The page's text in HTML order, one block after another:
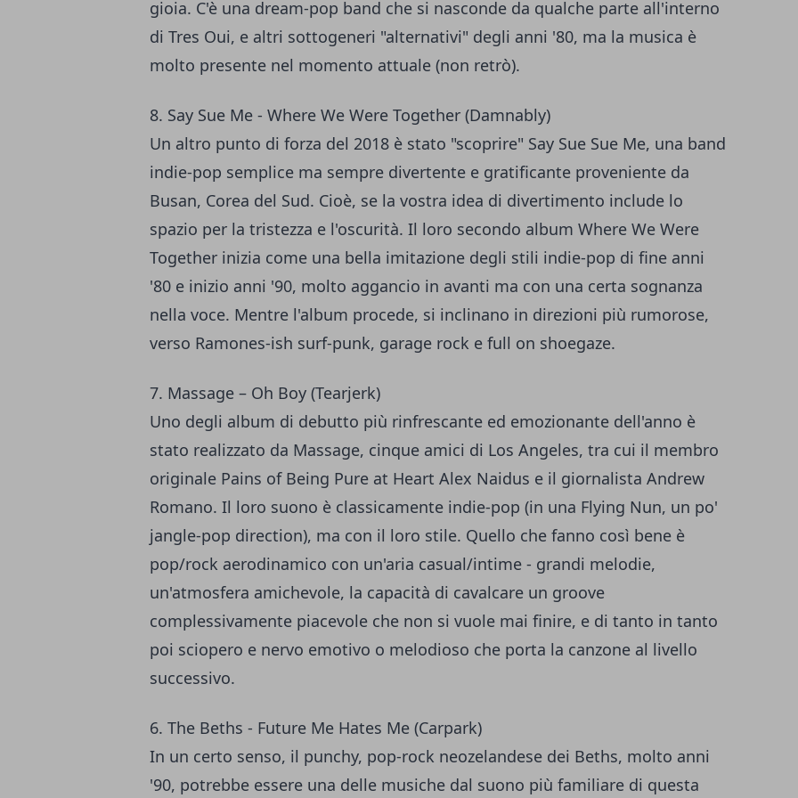
gioia. C'è una dream-pop band che si nasconde da qualche parte all'interno
di Tres Oui, e altri sottogeneri "alternativi" degli anni '80, ma la musica è
molto presente nel momento attuale (non retrò).
8. Say Sue Me - Where We Were Together (Damnably)
Un altro punto di forza del 2018 è stato "scoprire" Say Sue Sue Me, una band
indie-pop semplice ma sempre divertente e gratificante proveniente da
Busan, Corea del Sud. Cioè, se la vostra idea di divertimento include lo
spazio per la tristezza e l'oscurità. Il loro secondo album Where We Were
Together inizia come una bella imitazione degli stili indie-pop di fine anni
'80 e inizio anni '90, molto aggancio in avanti ma con una certa sognanza
nella voce. Mentre l'album procede, si inclinano in direzioni più rumorose,
verso Ramones-ish surf-punk, garage rock e full on shoegaze.
7. Massage – Oh Boy (Tearjerk)
Uno degli album di debutto più rinfrescante ed emozionante dell'anno è
stato realizzato da Massage, cinque amici di Los Angeles, tra cui il membro
originale Pains of Being Pure at Heart Alex Naidus e il giornalista Andrew
Romano. Il loro suono è classicamente indie-pop (in una Flying Nun, un po'
jangle-pop direction), ma con il loro stile. Quello che fanno così bene è
pop/rock aerodinamico con un'aria casual/intime - grandi melodie,
un'atmosfera amichevole, la capacità di cavalcare un groove
complessivamente piacevole che non si vuole mai finire, e di tanto in tanto
poi sciopero e nervo emotivo o melodioso che porta la canzone al livello
successivo.
6. The Beths - Future Me Hates Me (Carpark)
In un certo senso, il punchy, pop-rock neozelandese dei Beths, molto anni
'90, potrebbe essere una delle musiche dal suono più familiare di questa